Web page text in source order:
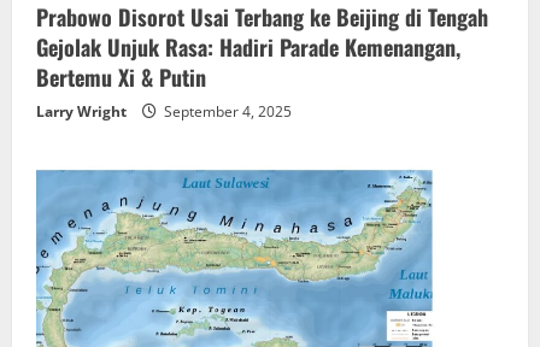
Prabowo Disorot Usai Terbang ke Beijing di Tengah
Gejolak Unjuk Rasa: Hadiri Parade Kemenangan,
Bertemu Xi & Putin
Larry Wright September 4, 2025